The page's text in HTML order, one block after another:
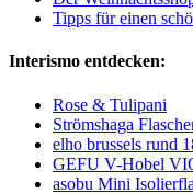
Tipps für einen
Interismo entdecken:
Rose & Tulipani
Strömshaga
elho brussels rund
GEFU V-Hobel
asobu Mini